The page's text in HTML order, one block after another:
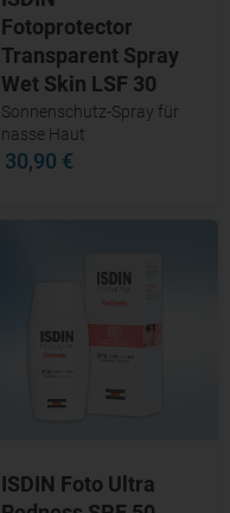
Fotoprotector
Transparent Spray
Wet Skin LSF 30
Sonnenschutz-Spray für
nasse Haut
30,90 €
ISDIN Foto Ultra